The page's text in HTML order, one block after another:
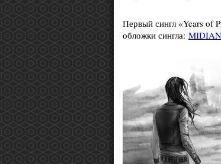
Первый сингл «Years of
обложки сингла: